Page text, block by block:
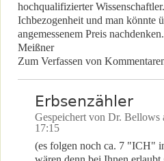
hochqualifizierter
Ichbezogenheit und man könnte
angemessenem Preis
Meißner
Zum Verfassen von
Erbsenzähler
Gespeichert von Dr. Bellows
17:15
(es folgen noch ca. 7 "ICH"